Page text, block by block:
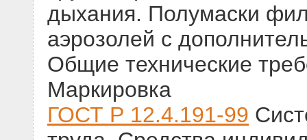
дыхания. Полумаски
аэрозолей с
Общие технические
Маркировка
ГОСТ Р 12.4.191-99